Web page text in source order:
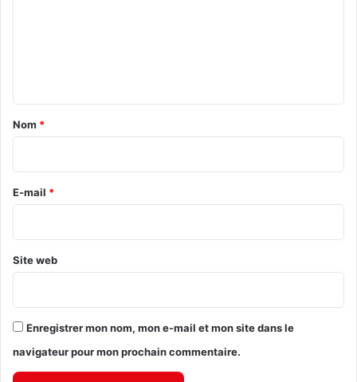
a
r
e
Nom *
E-mail *
Site web
Enregistrer mon nom, mon e-mail et mon site dans le
navigateur pour mon prochain commentaire.